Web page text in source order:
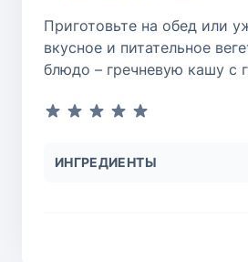
Приготовьте на обед или
вкусное и питательное
блюдо – гречневую кашу с
ИНГРЕДИЕНТЫ